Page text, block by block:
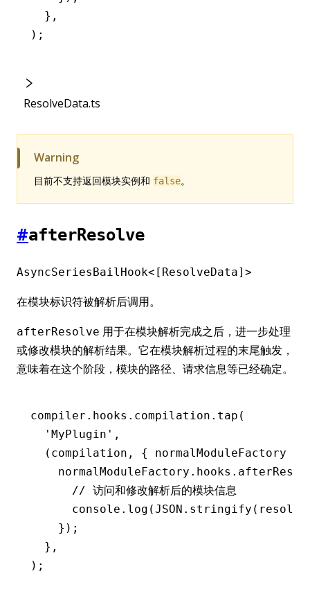
  }
,
);
ResolveData.ts
Warning
目前不支持返回模块实例和 false。
#afterResolve
AsyncSeriesBailHook<[ResolveData]>
在模块标识符被解析后调用。
afterResolve 用于在模块解析完成之后，进一步处理
或修改模块的解析结果。它在模块解析过程的末尾触发，
意味着在这个阶段，模块的路径、请求信息等已经确定。
compiler . hooks . compilation .tap (
  'MyPlugin'
,
  (compilation
,
{ normalModuleFactory
    normalModuleFactory
. hooks .
      // 访问和修改解析后的模块信息
      console
.log (JSON .stringify
    });
  }
,
);